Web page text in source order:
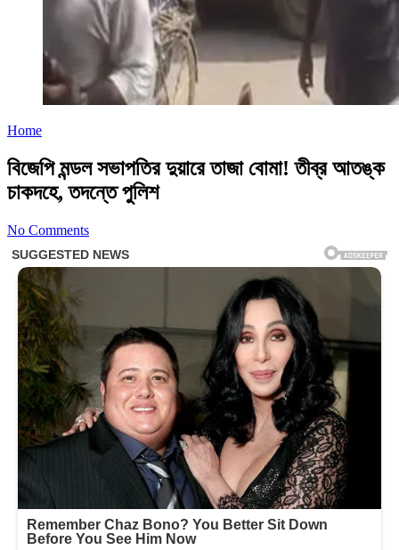
Home
বিজেপি মন্ডল সভাপতির দুয়ারে তাজা বোমা! তীব্র আতঙ্ক
চাকদহে, তদন্তে পুলিশ
No Comments